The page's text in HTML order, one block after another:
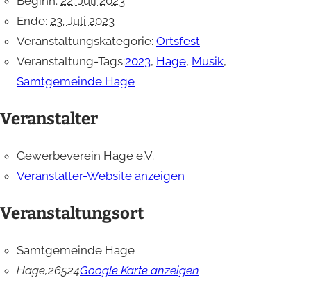
Ende: 23. Juli 2023
Veranstaltungskategorie: Ortsfest
Veranstaltung-Tags:2023, Hage, Musik,
Samtgemeinde Hage
Veranstalter
Gewerbeverein Hage e.V.
Veranstalter-Website anzeigen
Veranstaltungsort
Samtgemeinde Hage
Hage,26524Google Karte anzeigen